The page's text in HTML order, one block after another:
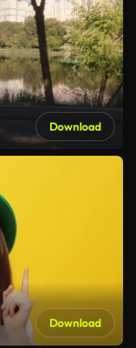
Download
Download